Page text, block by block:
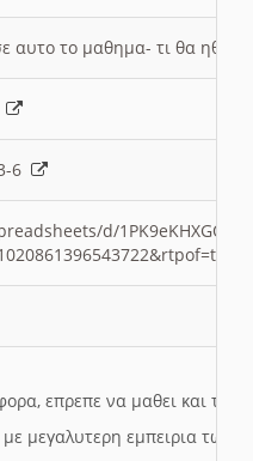
αυτο το μαθημα- τι θα
6
d/
επρεπε να μαθει και το
με μεγαλυτερη εμπειρια